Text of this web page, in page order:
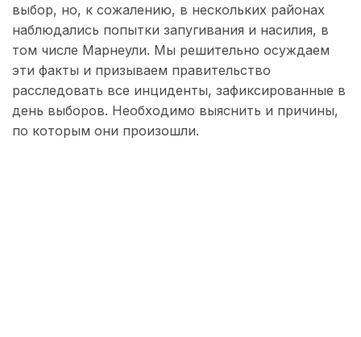
выбор, но, к сожалению, в нескольких районах
наблюдались попытки запугивания и насилия, в
том числе Марнеули. Мы решительно осуждаем
эти факты и призываем правительство
расследовать все инциденты, зафиксированные в
день выборов. Необходимо выяснить и причины,
по которым они произошли.